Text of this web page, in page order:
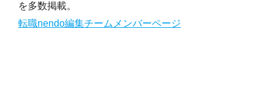
を多数掲載。
転職nendo編集チームメンバーページ